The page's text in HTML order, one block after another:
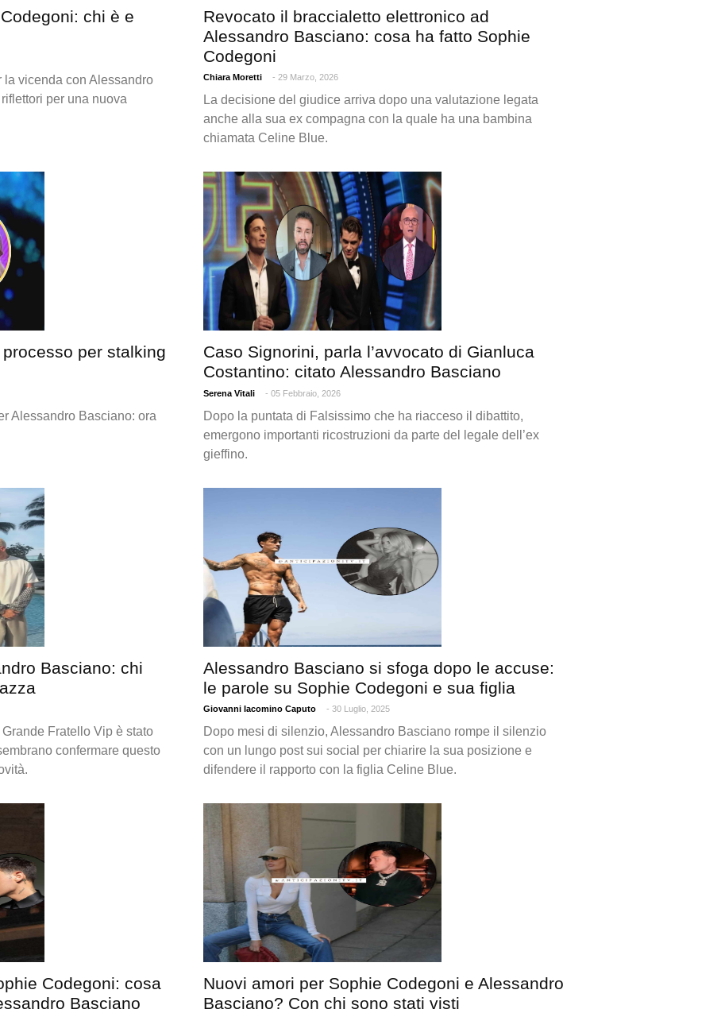
chi è e
la vicenda con Alessandro
per una nuova
Revocato il braccialetto elettronico ad
Alessandro Basciano: cosa ha fatto Sophie
Codegoni
Chiara Moretti - 29 Marzo, 2026
La decisione del giudice arriva dopo una valutazione legata
anche alla sua ex compagna con la quale ha una bambina
chiamata Celine Blue.
per stalking
Alessandro Basciano: ora
Caso Signorini, parla l’avvocato di Gianluca
Costantino: citato Alessandro Basciano
Serena Vitali - 05 Febbraio, 2026
Dopo la puntata di Falsissimo che ha riacceso il dibattito,
emergono importanti ricostruzioni da parte del legale dell’ex
gieffino.
Basciano: chi
Fratello Vip è stato
confermare questo
Alessandro Basciano si sfoga dopo le accuse:
le parole su Sophie Codegoni e sua figlia
Giovanni Iacomino Caputo - 30 Luglio, 2025
Dopo mesi di silenzio, Alessandro Basciano rompe il silenzio
con un lungo post sui social per chiarire la sua posizione e
difendere il rapporto con la figlia Celine Blue.
Codegoni: cosa
Basciano
Nuovi amori per Sophie Codegoni e Alessandro
Basciano? Con chi sono stati visti